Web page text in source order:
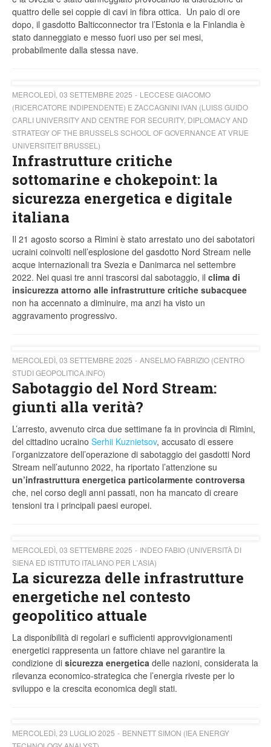
quattro delle sei coppie di cavi in fibra ottica. Un paio di ore
dopo, il gasdotto Balticconnector tra l’Estonia e la Finlandia è
stato danneggiato e messo fuori uso per sei mesi,
probabilmente dalla stessa nave.
MERCOLEDÌ, 03 SETTEMBRE 2025
LECCESE GIACOMO
(RICERCATORE INDIPENDENTE) E ZACCAGNINI IVAN (LUISS GUIDO
CARLI UNIVERSITY AND CENTRE FOR SECURITY, DIPLOMACY AND
STRATEGY OF THE BRUSSELS SCHOOL OF GOVERNANCE AT VRIJE
UNIVERSITEIT BRUSSEL)
Infrastrutture critiche
sottomarine e chokepoint: la
sicurezza energetica e digitale
italiana
Il 21 agosto scorso a Rimini è stato arrestato uno dei sabotatori
ucraini coinvolti nell’esplosione del gasdotto Nord Stream nelle
acque internazionali tra Svezia e Danimarca nel settembre
2022. Nei quasi tre anni trascorsi dal sabotaggio, il clima di
insicurezza attorno alle infrastrutture critiche subacquee
non ha accennato a diminuire, ma anzi ha visto un
aggravamento progressivo.
MERCOLEDÌ, 03 SETTEMBRE 2025
ANSELMO FABRIZIO (CENTRO
STUDI GEOPOLITICA.INFO)
Sabotaggio del Nord Stream:
giunti alla verità?
L’arresto, avvenuto circa due settimane fa in provincia di Rimini,
del cittadino ucraino Serhii Kuznietsov, accusato di essere
l’organizzatore dell’operazione di sabotaggio dei gasdotti Nord
Stream nell’autunno 2022, ha riportato l’attenzione su
un’infrastruttura energetica particolarmente controversa
che, nel corso degli anni passati, non ha mancato di creare
tensioni tra i principali paesi europei.
MERCOLEDÌ, 03 SETTEMBRE 2025
INDEO FABIO (UNIVERSITÀ DI
SIENA ED ISTITUTO ITALIANO PER L'ASIA)
La sicurezza delle infrastrutture
energetiche nel contesto
geopolitico attuale
La disponibilità di regolari e sufficienti approvvigionamenti
energetici rappresenta un fattore chiave nel garantire la
condizione di sicurezza energetica delle nazioni, considerata la
rilevanza economico-strategica che l’energia riveste per lo
sviluppo e la crescita economica degli stati.
MERCOLEDÌ, 23 LUGLIO 2025
BENNETT SIMON (IEA ENERGY